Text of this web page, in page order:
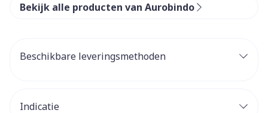
Bekijk alle producten van Aurobindo
Beschikbare leveringsmethoden
Indicatie